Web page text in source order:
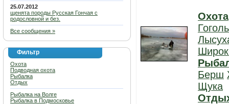
25.07.2012
щенята породы Русская Гончая с
родословной и без.
Все сообщения »
Фильтр
Охота
Подводная охота
Рыбалка
Отдых
Рыбалка на Волге
Рыбалка в Подмосковье
Охота
Гоголь
Берш
Щука